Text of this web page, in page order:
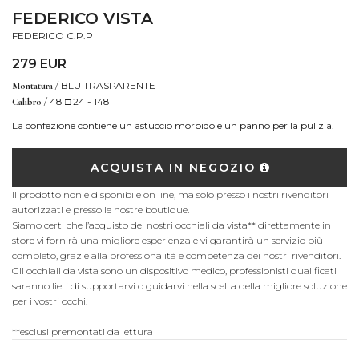
FEDERICO VISTA
FEDERICO C.P.P
279 EUR
Montatura / BLU TRASPARENTE
Calibro / 48 □ 24 - 148
La confezione contiene un astuccio morbido e un panno per la pulizia.
ACQUISTA IN NEGOZIO
Il prodotto non è disponibile on line, ma solo presso i nostri rivenditori
autorizzati e presso le nostre boutique.
Siamo certi che l’acquisto dei nostri occhiali da vista** direttamente in
store vi fornirà una migliore esperienza e vi garantirà un servizio più
completo, grazie alla professionalità e competenza dei nostri rivenditori.
Gli occhiali da vista sono un dispositivo medico, professionisti qualificati
saranno lieti di supportarvi o guidarvi nella scelta della migliore soluzione
per i vostri occhi.
**esclusi premontati da lettura